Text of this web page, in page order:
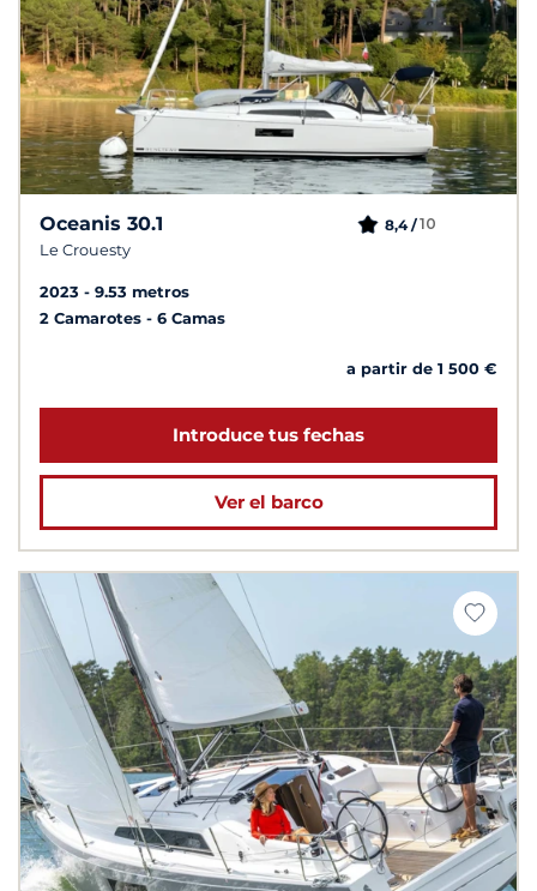
Oceanis 30.1
Le Crouesty
8,4 /10
2023
9.53 metros
2 Camarotes
6 Camas
a partir de 1 500 €
Introduce tus fechas
Ver el barco